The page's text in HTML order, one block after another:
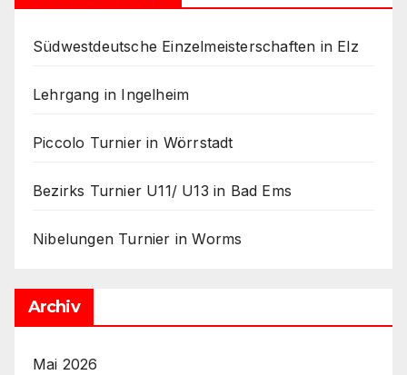
Südwestdeutsche Einzelmeisterschaften in Elz
Lehrgang in Ingelheim
Piccolo Turnier in Wörrstadt
Bezirks Turnier U11/ U13 in Bad Ems
Nibelungen Turnier in Worms
Archiv
Mai 2026